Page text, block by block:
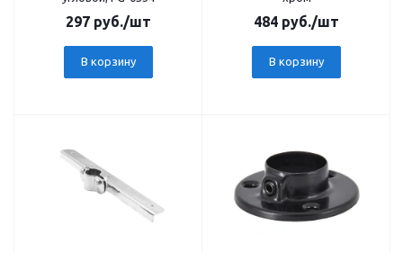
297 руб./шт
В корзину
484 руб./шт
В корзину